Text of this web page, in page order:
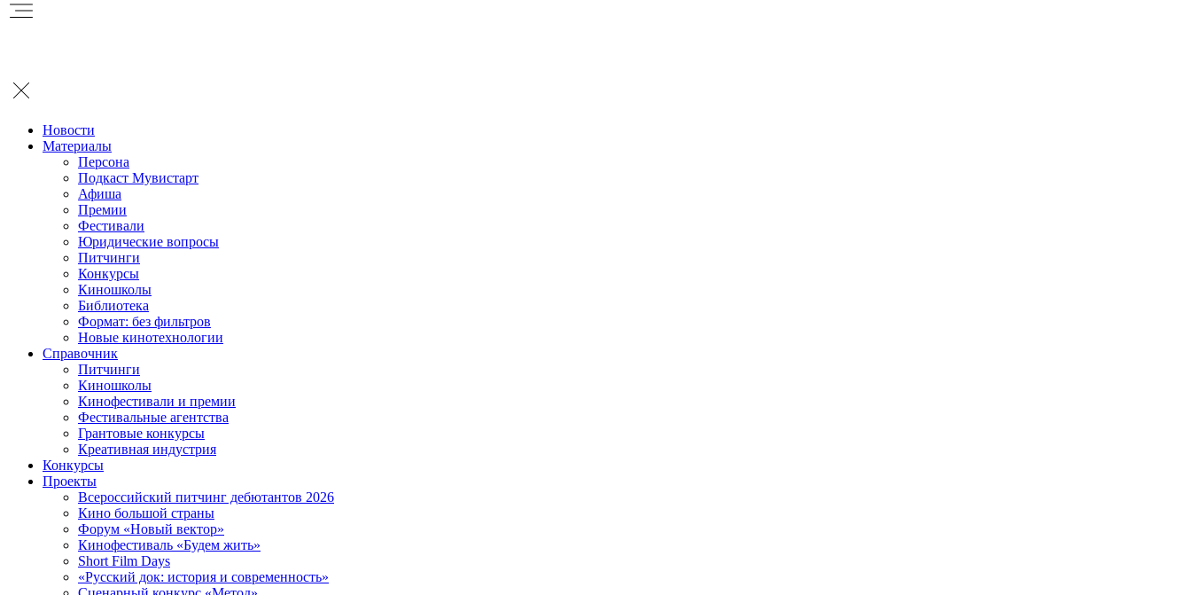
Новости
Материалы
Персона
Подкаст Мувистарт
Афиша
Премии
Фестивали
Юридические вопросы
Питчинги
Конкурсы
Киношколы
Библиотека
Формат: без фильтров
Новые кинотехнологии
Справочник
Питчинги
Киношколы
Кинофестивали и премии
Фестивальные агентства
Грантовые конкурсы
Креативная индустрия
Конкурсы
Проекты
Всероссийский питчинг дебютантов 2026
Кино большой страны
Форум «Новый вектор»
Кинофестиваль «Будем жить»
Short Film Days
«Русский док: история и современность»